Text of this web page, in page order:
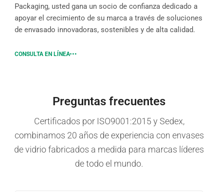
Packaging, usted gana un socio de confianza dedicado a
apoyar el crecimiento de su marca a través de soluciones
de envasado innovadoras, sostenibles y de alta calidad.
CONSULTA EN LÍNEA
Preguntas frecuentes
Certificados por ISO9001:2015 y Sedex,
combinamos 20 años de experiencia con envases
de vidrio fabricados a medida para marcas líderes
de todo el mundo.